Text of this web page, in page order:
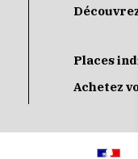
Places
Achetez